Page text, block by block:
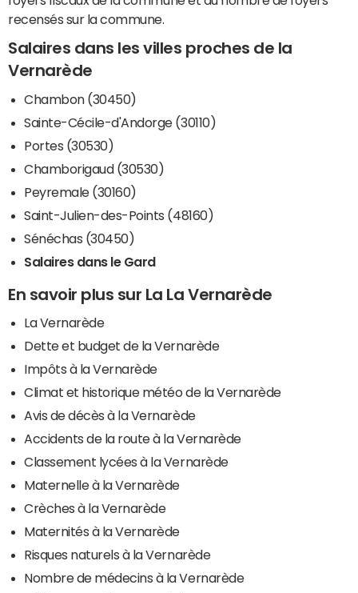
recensés sur la commune.
Salaires dans les villes proches de la
Vernarède
Chambon (30450)
Sainte-Cécile-d'Andorge (30110)
Portes (30530)
Chamborigaud (30530)
Peyremale (30160)
Saint-Julien-des-Points (48160)
Sénéchas (30450)
Salaires dans le Gard
En savoir plus sur La La Vernarède
La Vernarède
Dette et budget de la Vernarède
Impôts à la Vernarède
Climat et historique météo de la Vernarède
Avis de décès à la Vernarède
Accidents de la route à la Vernarède
Classement lycées à la Vernarède
Maternelle à la Vernarède
Crèches à la Vernarède
Maternités à la Vernarède
Risques naturels à la Vernarède
Nombre de médecins à la Vernarède